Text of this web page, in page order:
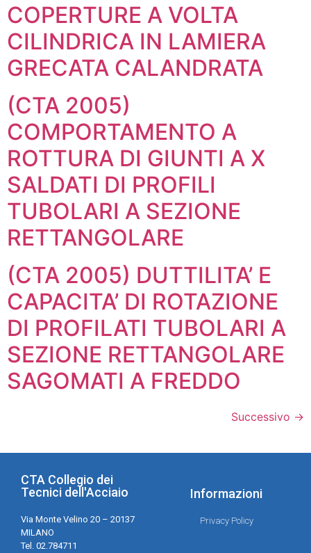
COPERTURE A VOLTA
CILINDRICA IN LAMIERA
GRECATA CALANDRATA
(CTA 2005)
COMPORTAMENTO A
ROTTURA DI GIUNTI A X
SALDATI DI PROFILI
TUBOLARI A SEZIONE
RETTANGOLARE
(CTA 2005) DUTTILITA’ E
CAPACITA’ DI ROTAZIONE
DI PROFILATI TUBOLARI A
SEZIONE RETTANGOLARE
SAGOMATI A FREDDO
Successivo →
CTA Collegio dei
Tecnici dell'Acciaio
Via Monte Velino 20 – 20137
MILANO
Tel. 02.784711
Informazioni
Privacy Policy